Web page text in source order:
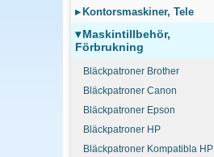
▸ Kontorsmaskiner, Tele
▾Maskintillbehör,
Förbrukning
Bläckpatroner Brother
Bläckpatroner Canon
Bläckpatroner Epson
Bläckpatroner HP
Bläckpatroner Kompatibla HP